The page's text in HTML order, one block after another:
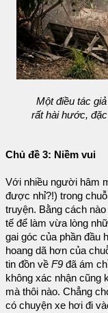
Một điều tác
rất hài hước,
Chủ đề 3: Niềm vui
Với nhiều người hâm
được nhỉ?!) trong
truyện. Bằng cách
tế để làm vừa lòng
gai góc của phần đầu
hoang dã hơn của
tin đồn về F9 đã ám
không xác nhận cũng
mà thôi nào. Chẳng
có chuyện xe hơi đi